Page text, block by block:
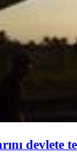
devlete